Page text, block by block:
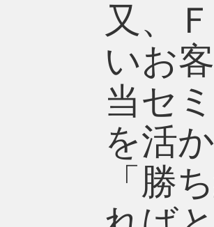
又、
いお
当セ
を活
「勝